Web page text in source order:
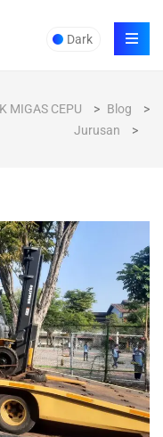
Dark
MIGAS CEPU > Blog
>
Jurusan
>